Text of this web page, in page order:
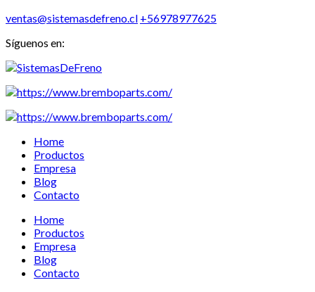
ventas@sistemasdefreno.cl +56978977625
Síguenos en:
Home
Productos
Empresa
Blog
Contacto
Home
Productos
Empresa
Blog
Contacto